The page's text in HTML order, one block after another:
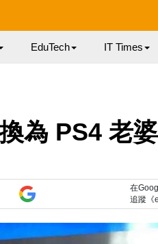
EduTech IT Times
為 PS4 老
在
追蹤《